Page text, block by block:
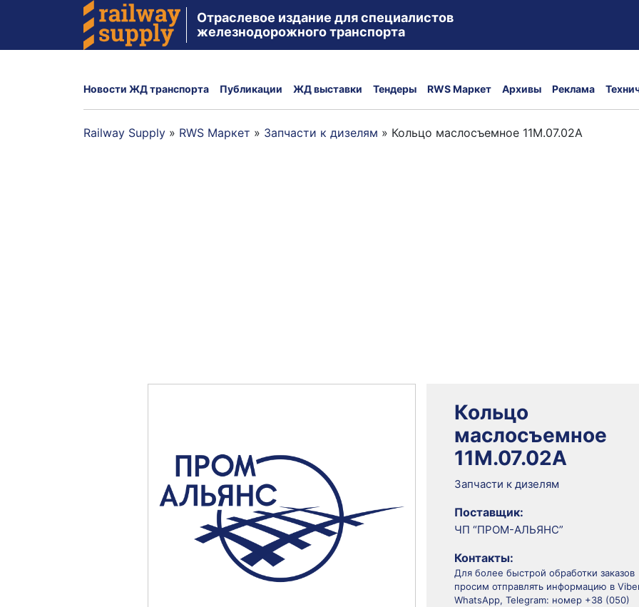
Отраслевое издание для специалистов
железнодорожного транспорта
Новости ЖД транспорта Публикации ЖД выставки Тендеры RWS Маркет Архивы Реклама
Railway Supply » RWS Маркет » Запчасти к дизелям » Кольцо маслосъемное 11М.07.02А
Кольцо
маслосъемное
11М.07.02А
Запчасти к дизелям
Поставщик:
ЧП “ПРОМ-АЛЬЯНС”
Контакты:
Для более быстрой обработки заказов
просим отправлять информацию в
WhatsApp, Telegram: номер +38 (050)